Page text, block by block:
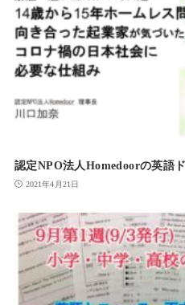
認定NPO法人Homedoorの英語
2021年4月21日